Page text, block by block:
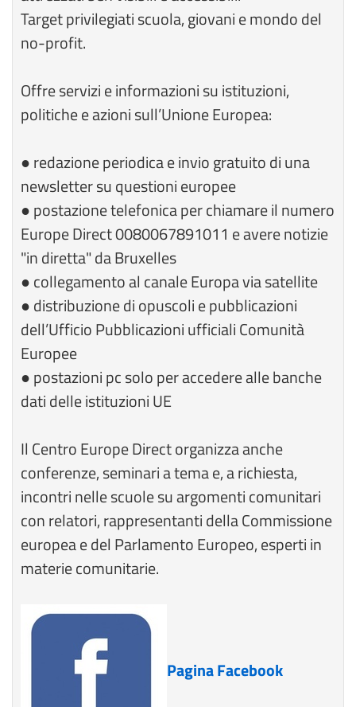
Target privilegiati scuola, giovani e mondo del
no-profit.
Offre servizi e informazioni su istituzioni,
politiche e azioni sull’Unione Europea:
● redazione periodica e invio gratuito di una
newsletter su questioni europee
● postazione telefonica per chiamare il numero
Europe Direct 0080067891011 e avere notizie
"in diretta" da Bruxelles
● collegamento al canale Europa via satellite
● distribuzione di opuscoli e pubblicazioni
dell’Ufficio Pubblicazioni ufficiali Comunità
Europee
● postazioni pc solo per accedere alle banche
dati delle istituzioni UE
Il Centro Europe Direct organizza anche
conferenze, seminari a tema e, a richiesta,
incontri nelle scuole su argomenti comunitari
con relatori, rappresentanti della Commissione
europea e del Parlamento Europeo, esperti in
materie comunitarie.
Pagina Facebook